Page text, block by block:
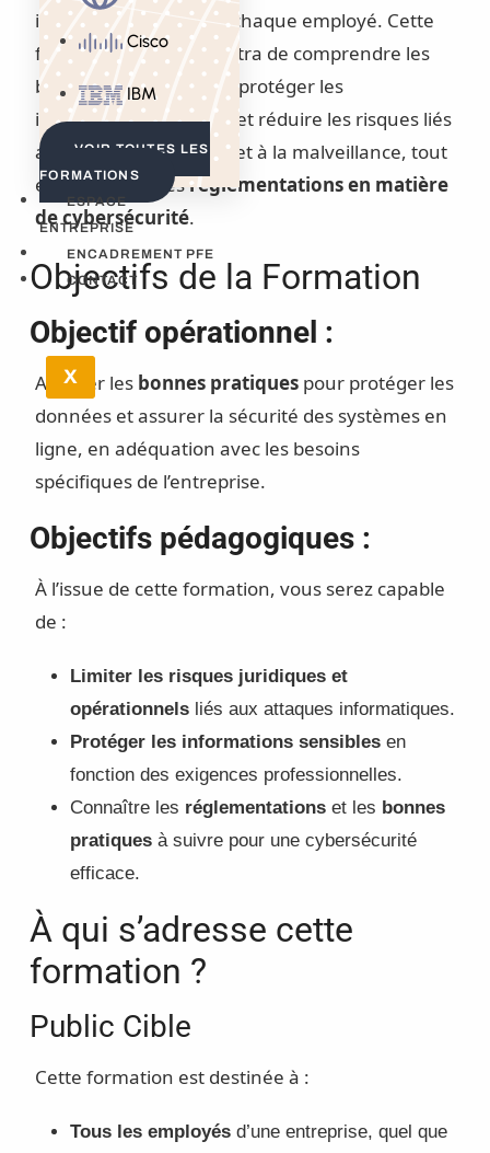
Cisco
IBM
VOIR TOUTES LES
FORMATIONS
ESPACE
ENTREPRISE
ENCADREMENT PFE
CONTACT
X
informatique, mais de chaque employé. Cette
formation vous permettra de comprendre les
bonnes pratiques pour protéger les
informations sensibles et réduire les risques liés
aux erreurs humaines et à la malveillance, tout
en respectant lesréglementations en matière
de cybersécurité.
Objectifs de la Formation
Objectif opérationnel :
Adopter les bonnes pratiquespour protéger les
données et assurer la sécurité des systèmes en
ligne, en adéquation avec les besoins
spécifiques de l’entreprise.
Objectifs pédagogiques :
À l’issue de cette formation, vous serez capable
de :
Limiter les risques juridiques et
opérationnelsliés aux attaques informatiques.
Protéger les informations sensiblesen
fonction des exigences professionnelles.
Connaître les réglementationset les bonnes
pratiquesà suivre pour une cybersécurité
efficace.
À qui s’adresse cette
formation ?
Public Cible
Cette formation est destinée à :
Tous les employésd’une entreprise, quel que